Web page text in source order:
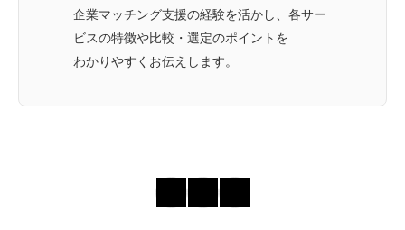
企業マッチング支援の経験を活かし、各サー
ビスの特徴や比較・選定のポイントを
わかりやすくお伝えします。